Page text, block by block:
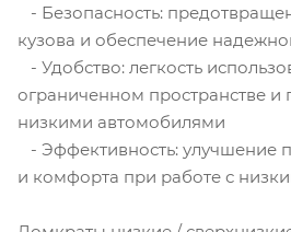
- Безопасность:
кузова и обеспечение
- Удобство: легкость
ограниченном пространстве и
низкими автомобилями
- Эффективность: улучшение
и комфорта при работе с